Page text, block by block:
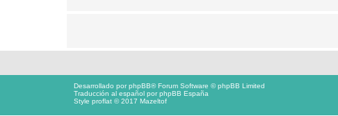
Desarrollado porphpBB® Forum Software © phpBB Limited
Traducción al español porphpBB España
Style proflat © 2017 Mazeltof